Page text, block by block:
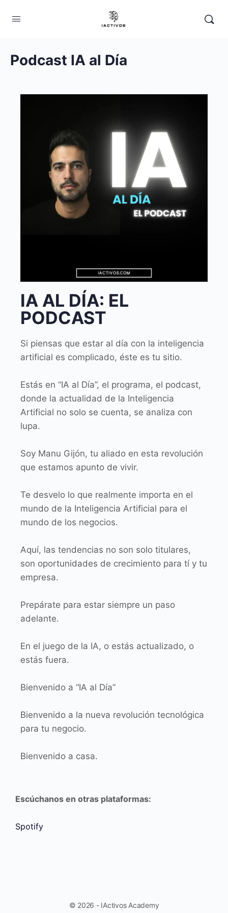
Podcast IA al Día
IA AL DÍA: EL
PODCAST
Si piensas que estar al día con la inteligencia
artificial es complicado, éste es tu sitio.
Estás en “IA al Día”, el programa, el podcast,
donde la actualidad de la Inteligencia
Artificial no solo se cuenta, se analiza con
lupa.
Soy Manu Gijón, tu aliado en esta revolución
que estamos apunto de vivir.
Te desvelo lo que realmente importa en el
mundo de la Inteligencia Artificial para el
mundo de los negocios.
Aquí, las tendencias no son solo titulares,
son oportunidades de crecimiento para tí y tu
empresa.
Prepárate para estar siempre un paso
adelante.
En el juego de la IA, o estás actualizado, o
estás fuera.
Bienvenido a “IA al Día”
Bienvenido a la nueva revolución tecnológica
para tu negocio.
Bienvenido a casa.
Escúchanos en otras plataformas:
Spotify
© 2026 - IActivos Academy